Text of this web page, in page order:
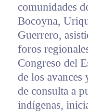
comunidades
Bocoyna,
Guerrero,
foros
Congreso del
de los avances
de consulta a
indígenas,